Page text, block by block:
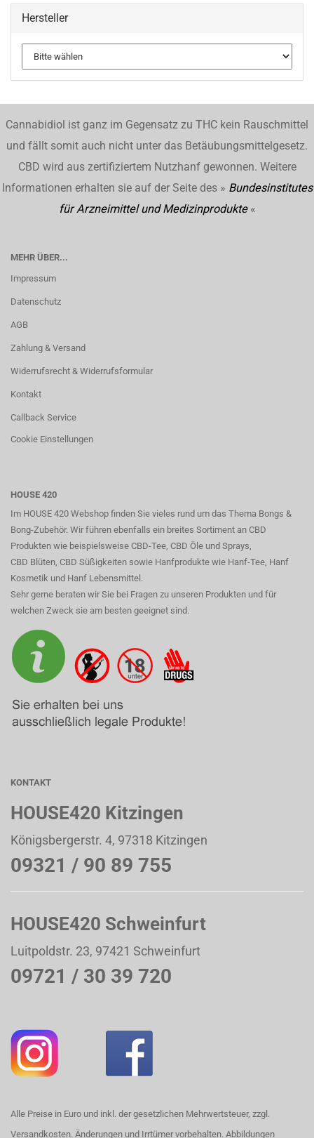
Hersteller
Cannabidiol ist ganz im Gegensatz zu THC kein Rauschmittel
und fällt somit auch nicht unter das Betäubungsmittelgesetz.
CBD wird aus zertifiziertem Nutzhanf gewonnen. Weitere
Informationen erhalten sie auf der Seite des » Bundesinstitutes
für Arzneimittel und Medizinprodukte«
MEHR ÜBER...
Impressum
Datenschutz
AGB
Zahlung & Versand
Widerrufsrecht & Widerrufsformular
Kontakt
Callback Service
Cookie Einstellungen
HOUSE 420
Im HOUSE 420 Webshop finden Sie vieles rund um das Thema Bongs &
Bong-Zubehör. Wir führen ebenfalls ein breites Sortiment an CBD
Produkten wie beispielsweise CBD-Tee, CBD Öle und Sprays,
CBD Blüten, CBD Süßigkeiten sowie Hanfprodukte wie Hanf-Tee, Hanf
Kosmetik und Hanf Lebensmittel.
Sehr gerne beraten wir Sie bei Fragen zu unseren Produkten und für
welchen Zweck sie am besten geeignet sind.
KONTAKT
HOUSE420 Kitzingen
Königsbergerstr. 4, 97318 Kitzingen
09321 / 90 89 755
HOUSE420 Schweinfurt
Luitpoldstr. 23, 97421 Schweinfurt
09721 / 30 39 720
Alle Preise in Euro und inkl. der gesetzlichen Mehrwertsteuer, zzgl.
Versandkosten. Änderungen und Irrtümer vorbehalten. Abbildungen